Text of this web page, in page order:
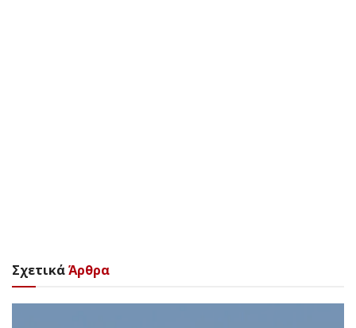
ΣχετικάΆρθρα